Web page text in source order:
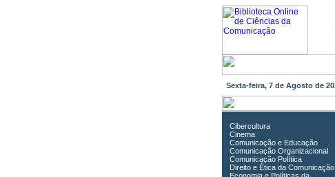
Sexta-feira, 7 de Agosto de
Cibercultura
Cinema
Comunicação e Educação
Comunicação Organizacional
Comunicação Política
Direito e Ética da Comunicação